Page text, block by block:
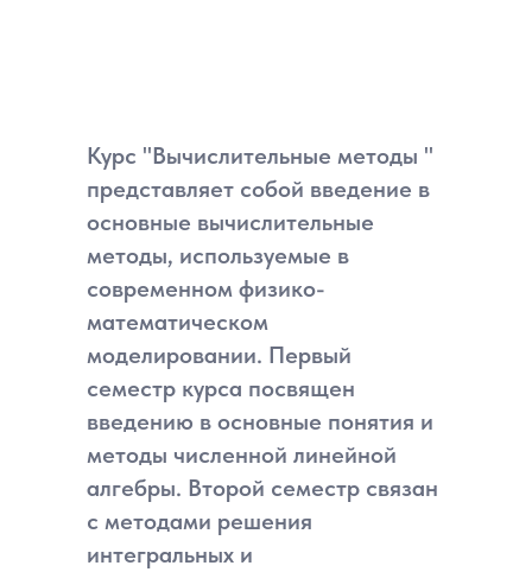
Курс "Вычислительные методы "
представляет собой введение в
основные вычислительные
методы, используемые в
современном физико-
математическом
моделировании. Первый
семестр курса посвящен
введению в основные понятия и
методы численной линейной
алгебры. Второй семестр связан
с методами решения
интегральных и